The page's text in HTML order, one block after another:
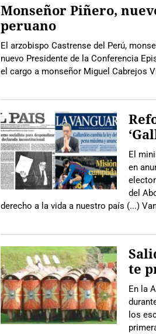
Monseñor Piñero,
peruano
El arzobispo Castrense del Perú,
nuevo Presidente de la Conferencia
el cargo a monseñor Miguel Cabrejos
El
en
del
derecho a la vida a nuestro país (...)
te
En la
los